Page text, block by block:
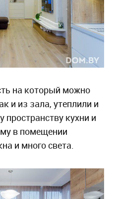
на который можно
и из зала, утеплили и
кухни и
в помещении
и много света.